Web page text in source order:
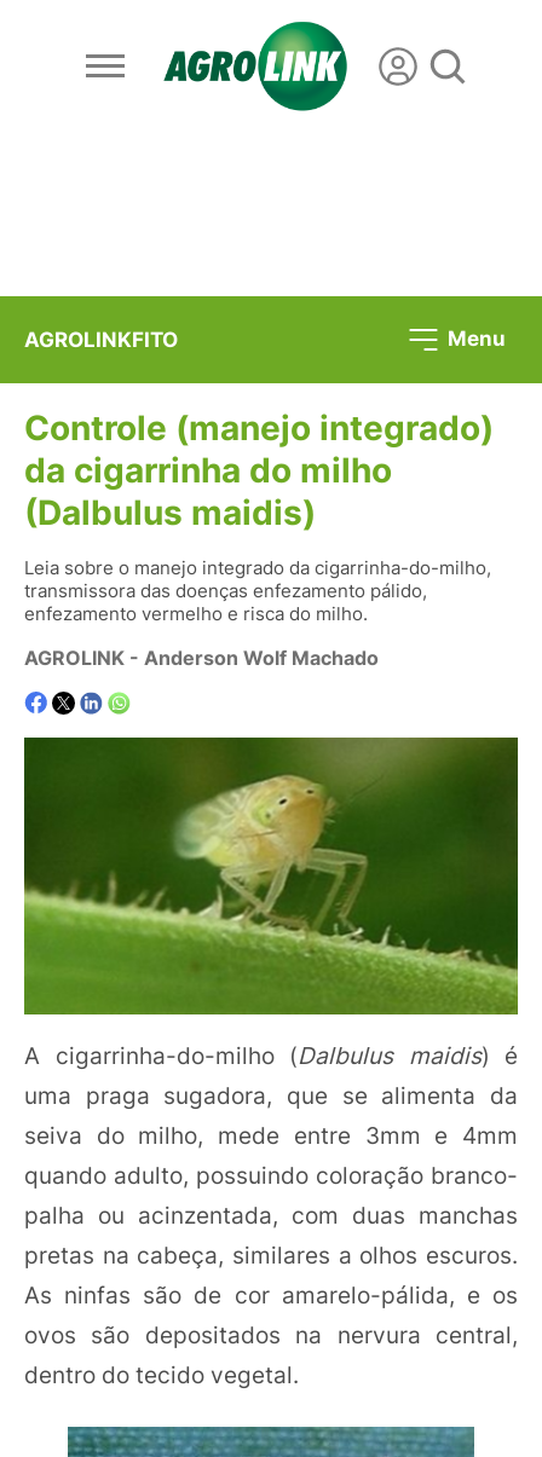
AGROLINKFITO Menu
Controle (manejo integrado)
da cigarrinha do milho
(Dalbulus maidis)
Leia sobre o manejo integrado da cigarrinha-do-milho,
transmissora das doenças enfezamento pálido,
enfezamento vermelho e risca do milho.
AGROLINK - Anderson Wolf Machado
A cigarrinha-do-milho (Dalbulus maidis) é
uma praga sugadora, que se alimenta da
seiva do milho, mede entre 3mm e 4mm
quando adulto, possuindo coloração branco-
palha ou acinzentada, com duas manchas
pretas na cabeça, similares a olhos escuros.
As ninfas são de cor amarelo-pálida, e os
ovos são depositados na nervura central,
dentro do tecido vegetal.